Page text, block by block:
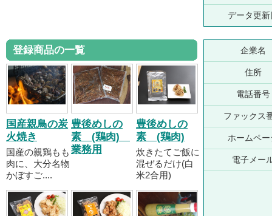
データ更新
登録商品の一覧
国産親鳥の炭
火焼き
国産の親鶏もも
肉に、大分名物
かぼすご....
豊後めしの
素 (鶏肉)
業務用
豊後めしの
素 (鶏肉)
炊きたてご飯に
混ぜるだけ(白
米2合用)
企業名
住所
電話番号
ファックス
ホームペー
電子メー